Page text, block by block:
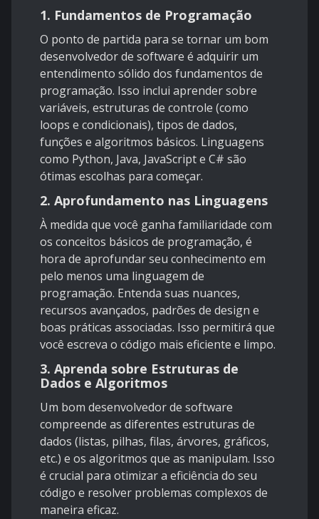
1. Fundamentos de Programação
O ponto de partida para se tornar um bom
desenvolvedor de software é adquirir um
entendimento sólido dos fundamentos de
programação. Isso inclui aprender sobre
variáveis, estruturas de controle (como
loops e condicionais), tipos de dados,
funções e algoritmos básicos. Linguagens
como Python, Java, JavaScript e C# são
ótimas escolhas para começar.
2. Aprofundamento nas Linguagens
À medida que você ganha familiaridade com
os conceitos básicos de programação, é
hora de aprofundar seu conhecimento em
pelo menos uma linguagem de
programação. Entenda suas nuances,
recursos avançados, padrões de design e
boas práticas associadas. Isso permitirá que
você escreva o código mais eficiente e limpo.
3. Aprenda sobre Estruturas de
Dados e Algoritmos
Um bom desenvolvedor de software
compreende as diferentes estruturas de
dados (listas, pilhas, filas, árvores, gráficos,
etc.) e os algoritmos que as manipulam. Isso
é crucial para otimizar a eficiência do seu
código e resolver problemas complexos de
maneira eficaz.